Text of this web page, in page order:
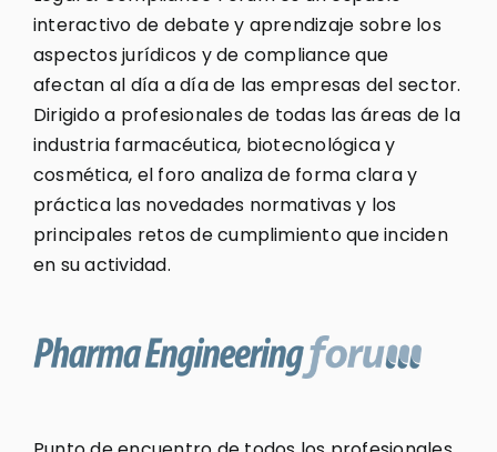
interactivo de debate y aprendizaje sobre los
aspectos jurídicos y de compliance que
afectan al día a día de las empresas del sector.
Dirigido a profesionales de todas las áreas de la
industria farmacéutica, biotecnológica y
cosmética, el foro analiza de forma clara y
práctica las novedades normativas y los
principales retos de cumplimiento que inciden
en su actividad.